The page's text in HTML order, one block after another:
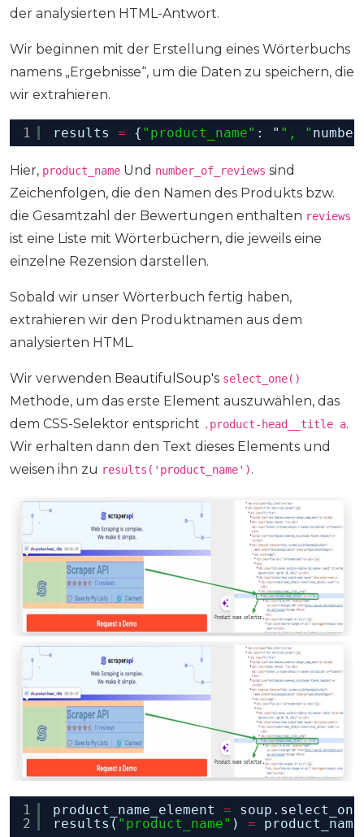
der analysierten HTML-Antwort.
Wir beginnen mit der Erstellung eines Wörterbuchs
namens „Ergebnisse“, um die Daten zu speichern, die
wir extrahieren.
1 results = { "product_name" : " ", "
Hier, product_name Und number_of_reviews sind
Zeichenfolgen, die den Namen des Produkts bzw.
die Gesamtzahl der Bewertungen enthalten reviews
ist eine Liste mit Wörterbüchern, die jeweils eine
einzelne Rezension darstellen.
Sobald wir unser Wörterbuch fertig haben,
extrahieren wir den Produktnamen aus dem
analysierten HTML.
Wir verwenden BeautifulSoup's select_one()
Methode, um das erste Element auszuwählen, das
dem CSS-Selektor entspricht .product-head__title a.
Wir erhalten dann den Text dieses Elements und
weisen ihn zu results('product_name').
1
2
product_name_element =
results( "product_name" ) =